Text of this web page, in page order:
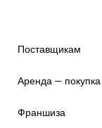
Поставщикам
Аренда — покупка
Франшиза